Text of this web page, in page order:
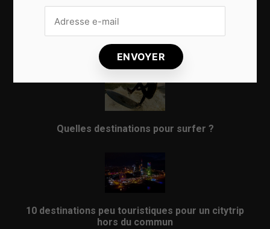
8 choses qui vous arrivent en prenant l’avion
Quelles destinations pour surfer ?
10 destinations peu touristiques pour un citytrip
hors du commun